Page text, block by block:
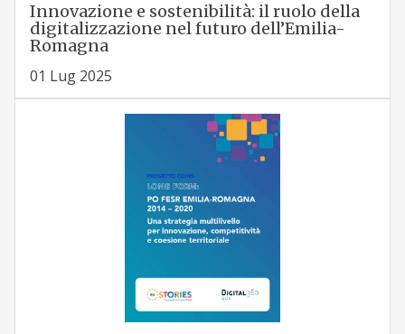
Innovazione e sostenibilità: il ruolo della
digitalizzazione nel futuro dell’Emilia-
Romagna
01 Lug 2025